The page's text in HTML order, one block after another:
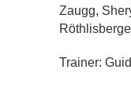
Zaugg,
Trainer: